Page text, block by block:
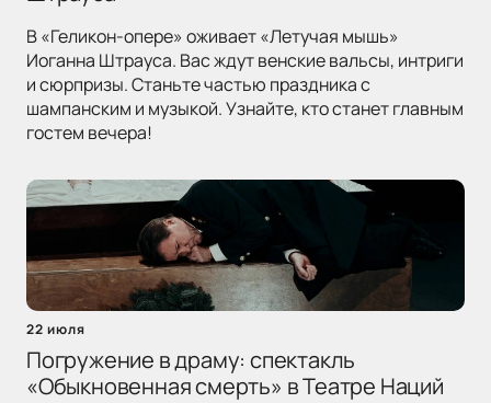
В «Геликон-опере» оживает «Летучая мышь»
Иоганна Штрауса. Вас ждут венские вальсы, интриги
и сюрпризы. Станьте частью праздника с
шампанским и музыкой. Узнайте, кто станет главным
гостем вечера!
22 июля
Погружение в драму: спектакль
«Обыкновенная смерть» в Театре Наций